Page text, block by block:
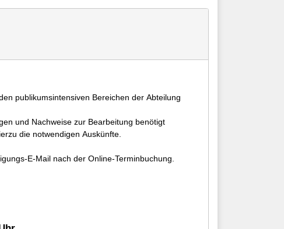
publikumsintensiven Bereichen der Abteilung
und Nachweise zur Bearbeitung benötigt
die notwendigen Auskünfte.
E-Mail nach der Online-Terminbuchung.